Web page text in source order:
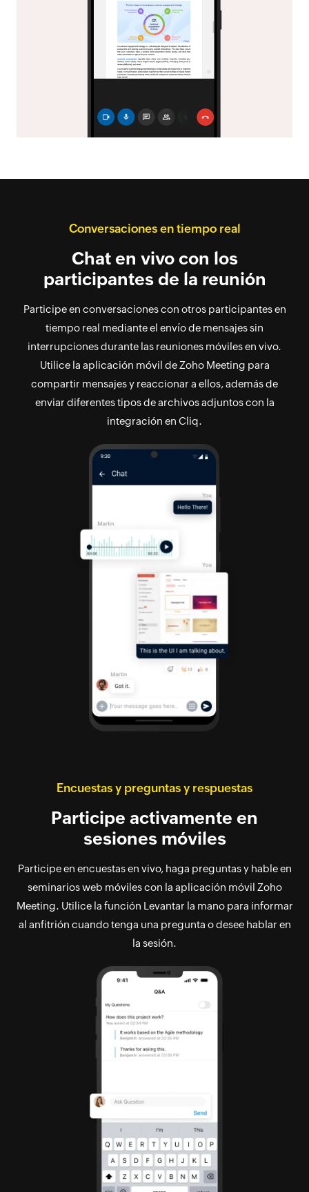
Conversaciones en tiempo real
Chat en vivo con los
participantes de la reunión
Participe en conversaciones con otros participantes en
tiempo real mediante el envío de mensajes sin
interrupciones durante las reuniones móviles en vivo.
Utilice la aplicación móvil de Zoho Meeting para
compartir mensajes y reaccionar a ellos, además de
enviar diferentes tipos de archivos adjuntos con la
integración en Cliq.
Encuestas y preguntas y respuestas
Participe activamente en
sesiones móviles
Participe en encuestas en vivo, haga preguntas y hable en
seminarios web móviles con la aplicación móvil Zoho
Meeting. Utilice la función Levantar la mano para informar
al anfitrión cuando tenga una pregunta o desee hablar en
la sesión.